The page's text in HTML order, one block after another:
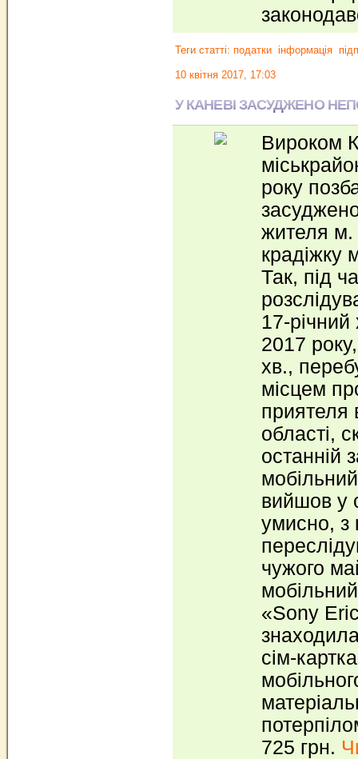
Теги статті: податки інформація
10 квітня 2017, 17:03
У КАНЕВІ ЗАСУДЖЕНО
Вироком
року
жителя м.
крадіжку
Так, під
17-річний
2017
хв.,
місцем
приятеля
області,
останній
вийшов у
умисно, з
чужого
«Sony
сім-
725 грн.